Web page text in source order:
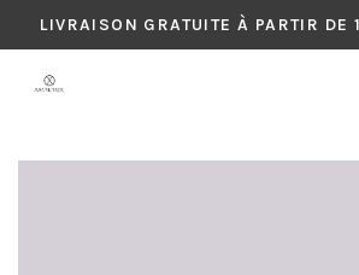
LIVRAISON GRATUITE À PARTIR DE